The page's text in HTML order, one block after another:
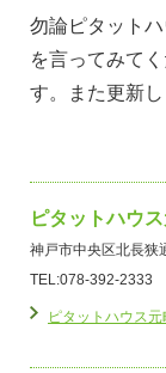
勿論ピタット
を言ってみて
す。また更新し
ピタットハウ
神戸市中央区北長狭
TEL:078-392-2333
ピタットハウス元